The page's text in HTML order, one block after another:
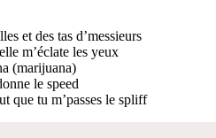
et des tas d’messieurs
m’éclate les yeux
(marijuana)
le speed
que tu m’passes le spliff